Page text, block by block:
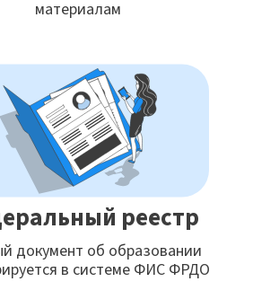
материалам
реестр
документ об образовании
в системе ФИС ФРДО